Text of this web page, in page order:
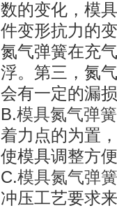
数的变化，模
件变形抗力的
氮气弹簧在充
浮。第三，氮
会有一定的漏
B.模具氮气弹簧
着力点的为置
使模具调整方
C.模具氮气弹簧
冲压工艺要求